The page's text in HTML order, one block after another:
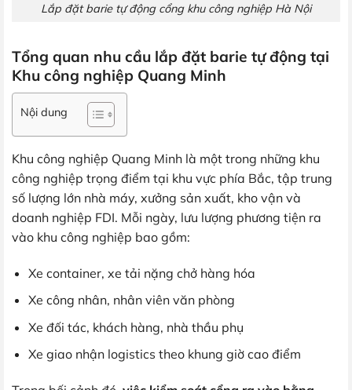
Lắp đặt barie tự động cổng khu công nghiệp Hà Nội
Tổng quan nhu cầu lắp đặt barie tự động tại
Khu công nghiệp Quang Minh
Nội dung
Khu công nghiệp Quang Minh là một trong những khu
công nghiệp trọng điểm tại khu vực phía Bắc, tập trung
số lượng lớn nhà máy, xưởng sản xuất, kho vận và
doanh nghiệp FDI. Mỗi ngày, lưu lượng phương tiện ra
vào khu công nghiệp bao gồm:
Xe container, xe tải nặng chở hàng hóa
Xe công nhân, nhân viên văn phòng
Xe đối tác, khách hàng, nhà thầu phụ
Xe giao nhận logistics theo khung giờ cao điểm